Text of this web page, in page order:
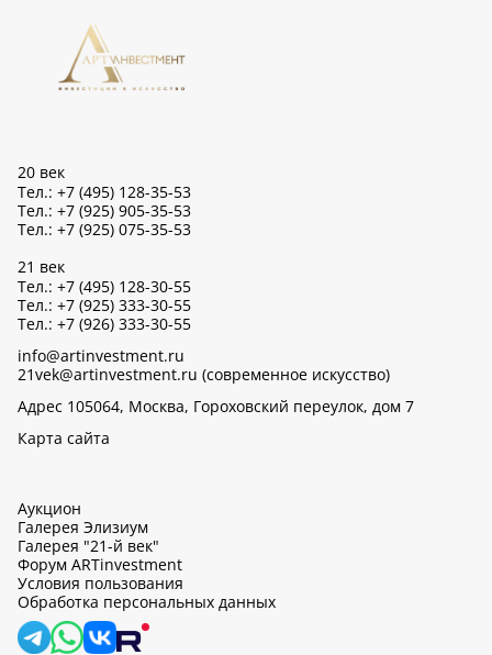
20 век
Тел.: +7 (495) 128-35-53
Тел.: +7 (925) 905-35-53
Тел.: +7 (925) 075-35-53
21 век
Тел.: +7 (495) 128-30-55
Тел.: +7 (925) 333-30-55
Тел.: +7 (926) 333-30-55
info@artinvestment.ru
21vek@artinvestment.ru (современное искусство)
Адрес 105064, Москва, Гороховский переулок, дом 7
Карта сайта
Аукцион
Галерея Элизиум
Галерея "21-й век"
Форум ARTinvestment
Условия пользования
Обработка персональных данных